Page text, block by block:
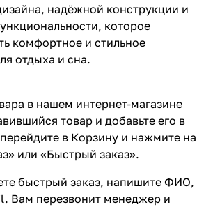
надёжной конструкции и
которое
комфортное и стильное
отдыха и сна.
в нашем интернет-магазине
товар и добавьте его в
в Корзину и нажмите на
или «Быстрый заказ».
быстрый заказ, напишите ФИО,
Вам перезвонит менеджер и